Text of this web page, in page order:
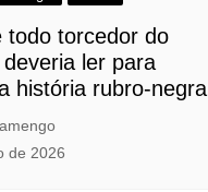
todo torcedor do
ler para
história rubro-negra
de 2026